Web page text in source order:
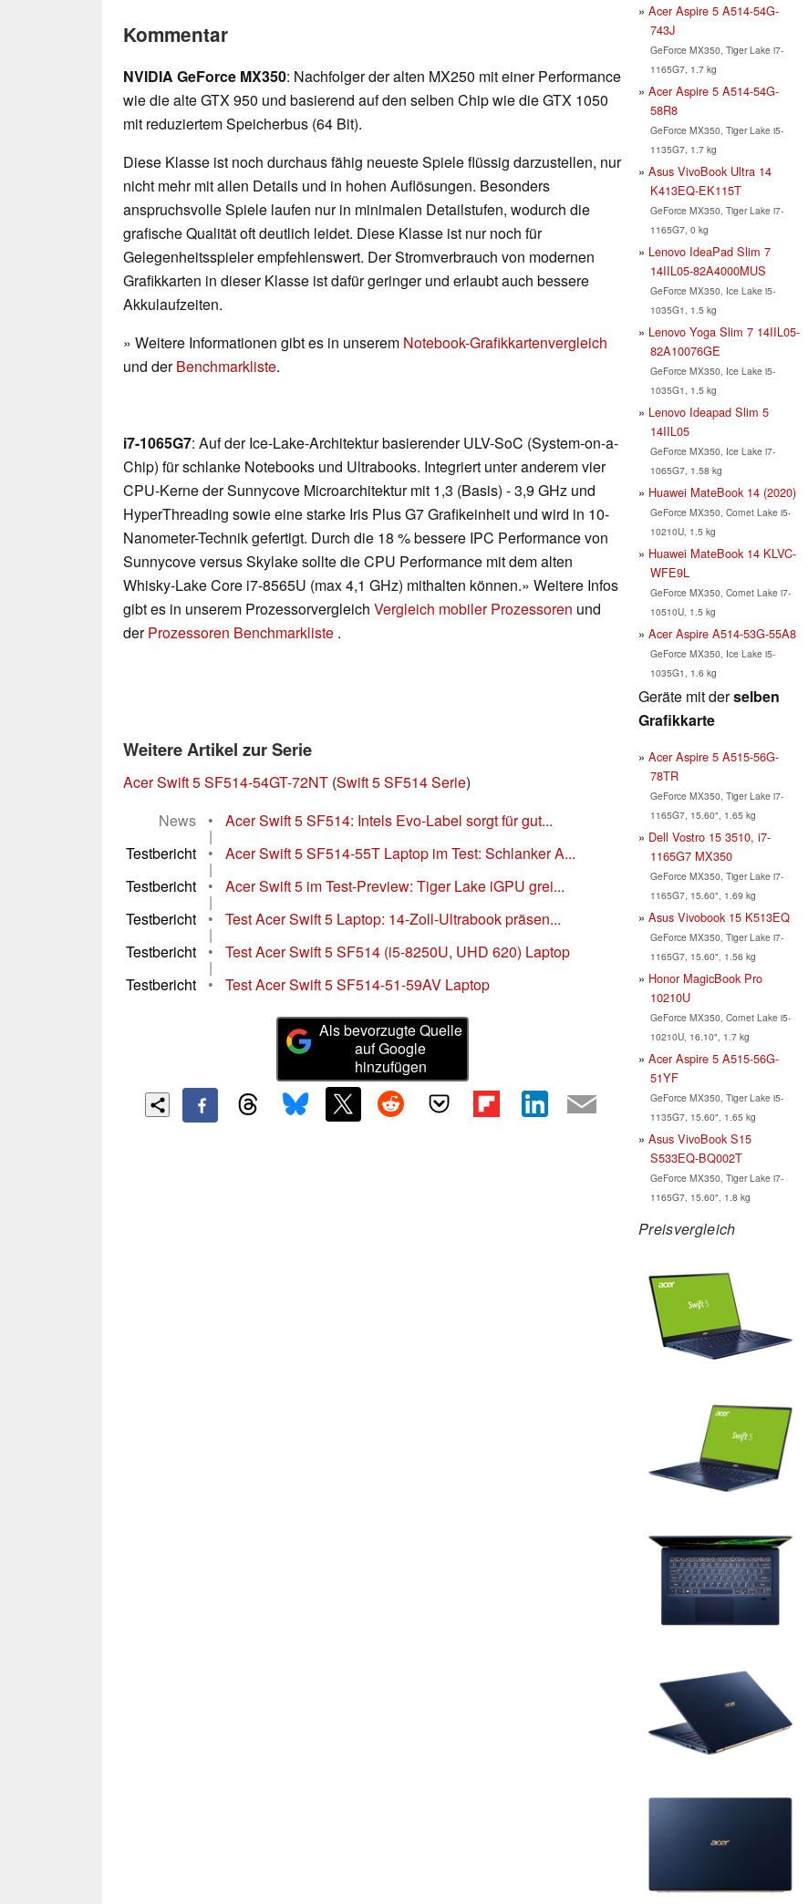
Kommentar
NVIDIA GeForce MX350: Nachfolger der alten MX250 mit einer Performance
wie die alte GTX 950 und basierend auf den selben Chip wie die GTX 1050
mit reduziertem Speicherbus (64 Bit).
Diese Klasse ist noch durchaus fähig neueste Spiele flüssig darzustellen, nur
nicht mehr mit allen Details und in hohen Auflösungen. Besonders
anspruchsvolle Spiele laufen nur in minimalen Detailstufen, wodurch die
grafische Qualität oft deutlich leidet. Diese Klasse ist nur noch für
Gelegenheitsspieler empfehlenswert. Der Stromverbrauch von modernen
Grafikkarten in dieser Klasse ist dafür geringer und erlaubt auch bessere
Akkulaufzeiten.
» Weitere Informationen gibt es in unserem Notebook-Grafikkartenvergleich
und derBenchmarkliste.
i7-1065G7: Auf der Ice-Lake-Architektur basierender ULV-SoC (System-on-a-
Chip) für schlanke Notebooks und Ultrabooks. Integriert unter anderem vier
CPU-Kerne der Sunnycove Microarchitektur mit 1,3 (Basis) - 3,9 GHz und
HyperThreading sowie eine starke Iris Plus G7 Grafikeinheit und wird in 10-
Nanometer-Technik gefertigt. Durch die 18 % bessere IPC Performance von
Sunnycove versus Skylake sollte die CPU Performance mit dem alten
Whisky-Lake Core i7-8565U (max 4,1 GHz) mithalten können.» Weitere Infos
gibt es in unserem Prozessorvergleich Vergleich mobiler Prozessoren und
derProzessoren Benchmarkliste .
Weitere Artikel zur Serie
Acer Swift 5 SF514-54GT-72NT (Swift 5 SF514 Serie)
News
• Acer Swift 5 SF514: Intels Evo-Label sorgt für gut...
|
Testbericht
• Acer Swift 5 SF514-55T Laptop im Test: Schlanker A...
|
Testbericht
• Acer Swift 5 im Test-Preview: Tiger Lake iGPU grei...
|
Testbericht
• Test Acer Swift 5 Laptop: 14-Zoll-Ultrabook präsen...
|
Testbericht
• Test Acer Swift 5 SF514 (i5-8250U, UHD 620) Laptop
|
Testbericht
• Test Acer Swift 5 SF514-51-59AV Laptop
Als bevorzugte Quelle
auf Google
hinzufügen
Acer Aspire 5 A514-54G-
743J
GeForce MX350, Tiger Lake i7-
1165G7, 1.7 kg
Acer Aspire 5 A514-54G-
58R8
GeForce MX350, Tiger Lake i5-
1135G7, 1.7 kg
Asus VivoBook Ultra 14
K413EQ-EK115T
GeForce MX350, Tiger Lake i7-
1165G7, 0 kg
Lenovo IdeaPad Slim 7
14IIL05-82A4000MUS
GeForce MX350, Ice Lake i5-
1035G1, 1.5 kg
Lenovo Yoga Slim 7 14IIL05-
82A10076GE
GeForce MX350, Ice Lake i5-
1035G1, 1.5 kg
Lenovo Ideapad Slim 5
14IIL05
GeForce MX350, Ice Lake i7-
1065G7, 1.58 kg
Huawei MateBook 14 (2020)
GeForce MX350, Comet Lake i5-
10210U, 1.5 kg
Huawei MateBook 14 KLVC-
WFE9L
GeForce MX350, Comet Lake i7-
10510U, 1.5 kg
Acer Aspire A514-53G-55A8
GeForce MX350, Ice Lake i5-
1035G1, 1.6 kg
Geräte mit derselben
Grafikkarte
Acer Aspire 5 A515-56G-
78TR
GeForce MX350, Tiger Lake i7-
1165G7, 15.60", 1.65 kg
Dell Vostro 15 3510, i7-
1165G7 MX350
GeForce MX350, Tiger Lake i7-
1165G7, 15.60", 1.69 kg
Asus Vivobook 15 K513EQ
GeForce MX350, Tiger Lake i7-
1165G7, 15.60", 1.56 kg
Honor MagicBook Pro
10210U
GeForce MX350, Comet Lake i5-
10210U, 16.10", 1.7 kg
Acer Aspire 5 A515-56G-
51YF
GeForce MX350, Tiger Lake i5-
1135G7, 15.60", 1.65 kg
Asus VivoBook S15
S533EQ-BQ002T
GeForce MX350, Tiger Lake i7-
1165G7, 15.60", 1.8 kg
Preisvergleich